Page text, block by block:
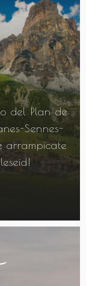
del Plan de
Sennes-
arrampicate